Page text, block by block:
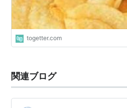
togetter.com
関連ブログ